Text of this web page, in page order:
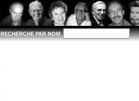
RECHERCHE PAR NOM